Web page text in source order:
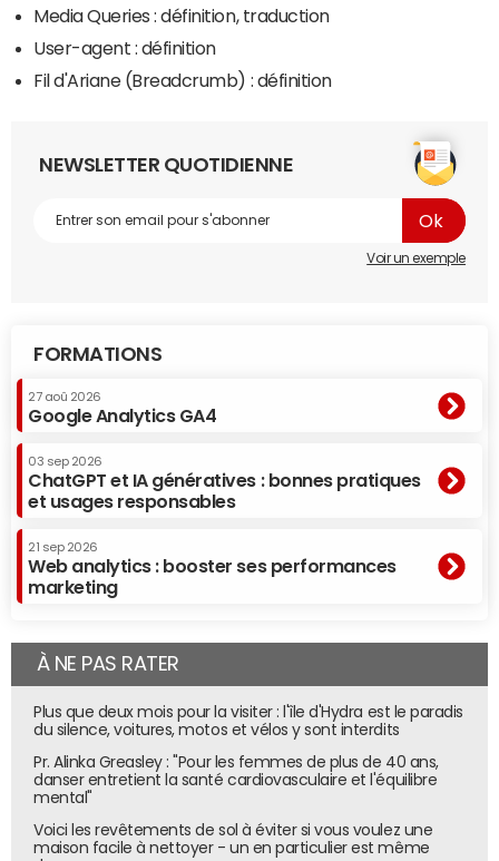
Media Queries : définition, traduction
User-agent : définition
Fil d'Ariane (Breadcrumb) : définition
NEWSLETTER QUOTIDIENNE
Voir un exemple
FORMATIONS
27 aoû 2026
Google Analytics GA4
03 sep 2026
ChatGPT et IA génératives : bonnes pratiques
et usages responsables
21 sep 2026
Web analytics : booster ses performances
marketing
À NE PAS RATER
Plus que deux mois pour la visiter : l'île d'Hydra est le paradis
du silence, voitures, motos et vélos y sont interdits
Pr. Alinka Greasley : "Pour les femmes de plus de 40 ans,
danser entretient la santé cardiovasculaire et l'équilibre
mental"
Voici les revêtements de sol à éviter si vous voulez une
maison facile à nettoyer - un en particulier est même